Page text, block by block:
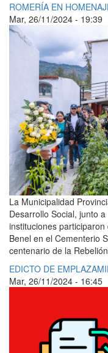
ROMERÍA EN
Mar, 26/11/2024 - 19:39
La Municipalidad
Desarrollo Social, junto
instituciones
Benel en el Cementerio
centenario de la
EDICTO DE
Mar, 26/11/2024 - 16:45